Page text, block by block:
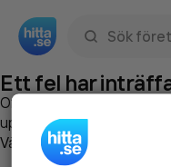
Ett fel har
Om du vill kan du
uppstod så att vi lättare
Vänligen försök med